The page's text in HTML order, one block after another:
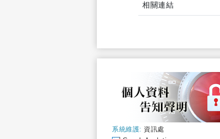
相關連結
系統維護: 資訊處